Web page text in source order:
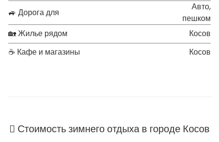
🚙 Дорога для
Авто,
пешком
🏡 Жилье рядом
Косов
☕ Кафе и магазины
Косов
Стоимость зимнего отдыха в городе Косов